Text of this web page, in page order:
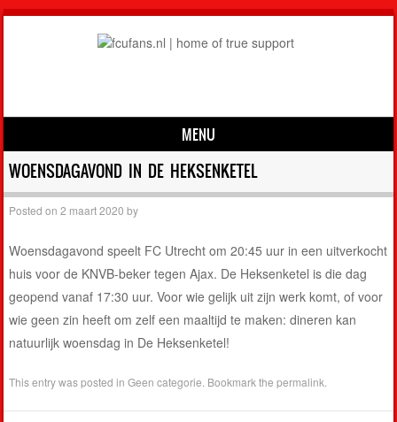
MENU
Skip to content
WOENSDAGAVOND IN DE HEKSENKETEL
Posted on2 maart 2020 by
Woensdagavond speelt FC Utrecht om 20:45 uur in een uitverkocht
huis voor de KNVB-beker tegen Ajax. De Heksenketel is die dag
geopend vanaf 17:30 uur. Voor wie gelijk uit zijn werk komt, of voor
wie geen zin heeft om zelf een maaltijd te maken: dineren kan
natuurlijk woensdag in De Heksenketel!
This entry was posted inGeen categorie . Bookmark thepermalink